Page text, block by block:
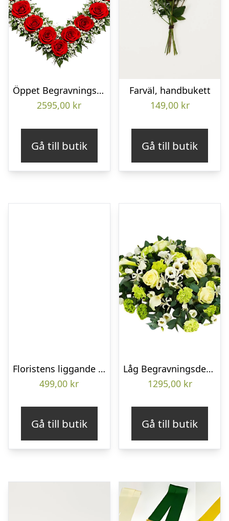
Öppet Begravningshjärta
2595,00 kr
Gå till butik
Farväl, handbukett
149,00 kr
Gå till butik
Floristens liggande bukett
499,00 kr
Gå till butik
Låg Begravningsdekoration
1295,00 kr
Gå till butik